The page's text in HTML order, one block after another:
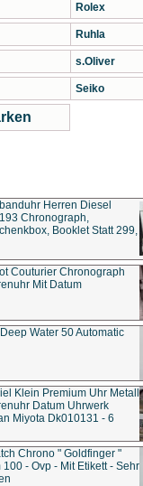
Rolex
Ruhla
s.Oliver
Seiko
Herren Diesel
Chro­no­graph,
Booklet Statt 299,
Couturier Chronograph
Mit Datum
Water 50 Automatic
Klein Premium Uhr Metall
Datum Uhrwerk
Miyota Dk010131 - 6
Chrono " Goldfinger "
100 - Ovp - Mit Etikett - Sehr